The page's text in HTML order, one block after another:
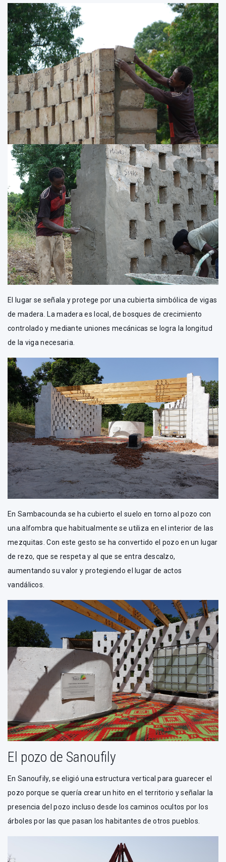
El lugar se señala y protege por una cubierta simbólica de vigas
de madera. La madera es local, de bosques de crecimiento
controlado y mediante uniones mecánicas se logra la longitud
de la viga necesaria.
En Sambacounda se ha cubierto el suelo en torno al pozo con
una alfombra que habitualmente se utiliza en el interior de las
mezquitas. Con este gesto se ha convertido el pozo en un lugar
de rezo, que se respeta y al que se entra descalzo,
aumentando su valor y protegiendo el lugar de actos
vandálicos.
El pozo de Sanoufily
En Sanoufily, se eligió una estructura vertical para guarecer el
pozo porque se quería crear un hito en el territorio y señalar la
presencia del pozo incluso desde los caminos ocultos por los
árboles por las que pasan los habitantes de otros pueblos.